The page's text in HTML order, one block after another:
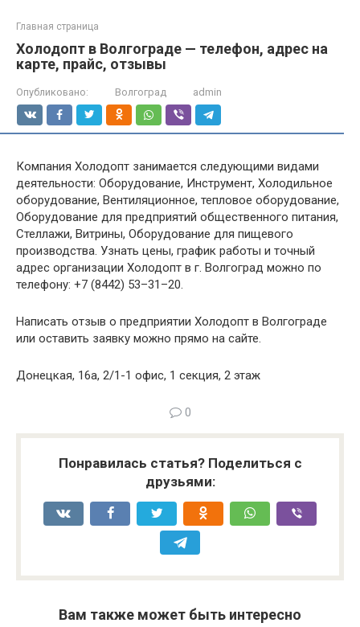
Главная страница
Холодопт в Волгограде — телефон, адрес на
карте, прайс, отзывы
Опубликовано: Волгоград admin
Компания Холодопт занимается следующими видами
деятельности: Оборудование, Инструмент, Холодильное
оборудование, Вентиляционное, тепловое оборудование,
Оборудование для предприятий общественного питания,
Стеллажи, Витрины, Оборудование для пищевого
производства. Узнать цены, график работы и точный
адрес организации Холодопт в г. Волгоград можно по
телефону: +7 (8442) 53–31–20.
Написать отзыв о предприятии Холодопт в Волгограде
или оставить заявку можно прямо на сайте.
Донецкая, 16а, 2/1-1 офис, 1 секция, 2 этаж
0
Понравилась статья? Поделиться с
друзьями:
Вам также может быть интересно